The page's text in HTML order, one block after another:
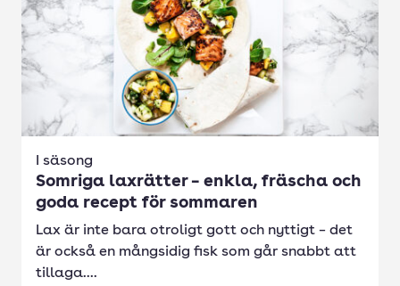
I säsong
Somriga laxrätter – enkla, fräscha och
goda recept för sommaren
Lax är inte bara otroligt gott och nyttigt – det
är också en mångsidig fisk som går snabbt att
tillaga....